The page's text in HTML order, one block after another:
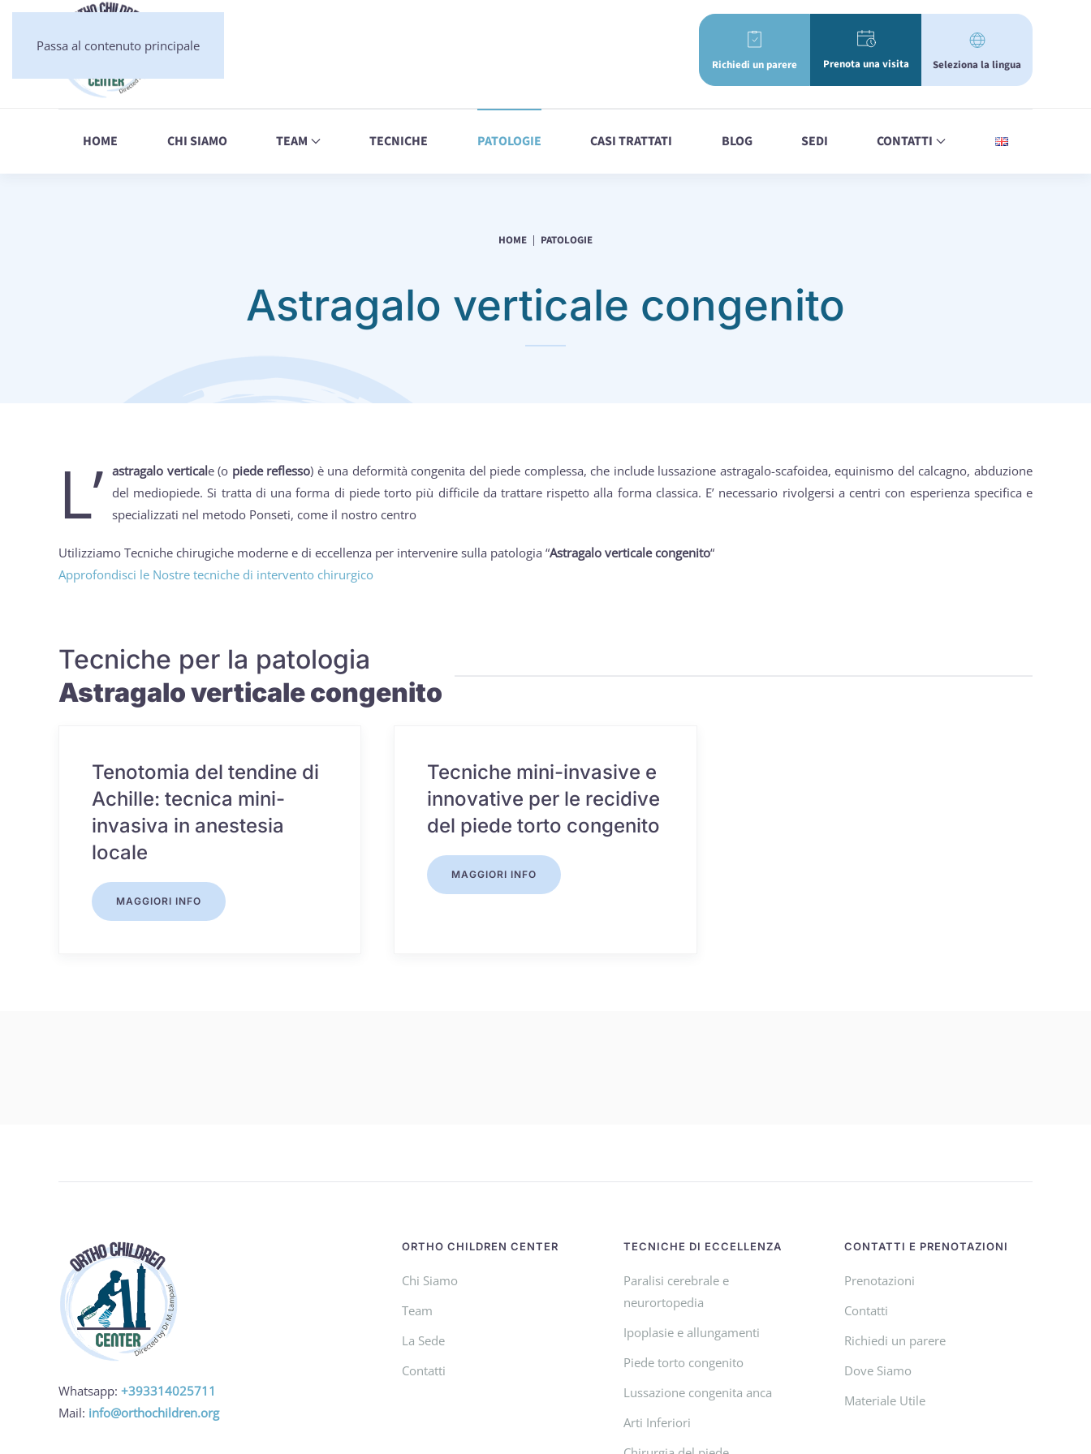
Passa al contenuto principale
Richiedi un parere Prenota una visita Seleziona la lingua
HOME CHI SIAMO TEAM TECNICHE PATOLOGIE CASI TRATTATI BLOG SEDI CONTATTI
HOME PATOLOGIE
Astragalo verticale congenito
L’ astragalo verticale (o piede reflesso) è una deformità congenita del piede complessa, che include lussazione astragalo-scafoidea, equinismo del calcagno, abduzione
del mediopiede. Si tratta di una forma di piede torto più difficile da trattare rispetto alla forma classica. E’ necessario rivolgersi a centri con esperienza specifica e
specializzati nel metodo Ponseti, come il nostro centro
Utilizziamo Tecniche chirugiche moderne e di eccellenza per intervenire sulla patologia “Astragalo verticale congenito“
Approfondisci le Nostre tecniche di intervento chirurgico
Tecniche per la patologia
Astragalo verticale congenito
Tenotomia del tendine di
Achille: tecnica mini-
invasiva in anestesia
locale
MAGGIORI INFO
Tecniche mini-invasive e
innovative per le recidive
del piede torto congenito
MAGGIORI INFO
Whatsapp: +393314025711
Mail: info@orthochildren.org
ORTHO CHILDREN CENTER
Chi Siamo
Team
La Sede
Contatti
TECNICHE DI ECCELLENZA
Paralisi cerebrale e
neurortopedia
Ipoplasie e allungamenti
Piede torto congenito
Lussazione congenita anca
Arti Inferiori
CONTATTI E PRENOTAZIONI
Prenotazioni
Contatti
Richiedi un parere
Dove Siamo
Materiale Utile